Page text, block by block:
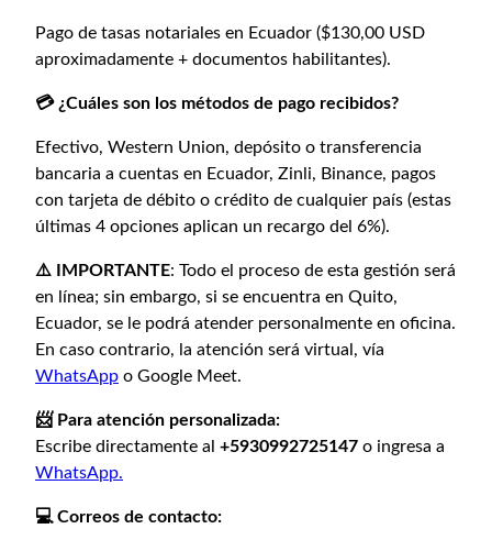
Pago de tasas notariales en Ecuador ($130,00 USD
aproximadamente + documentos habilitantes).
💳 ¿Cuáles son los métodos de pago recibidos?
Efectivo, Western Union, depósito o transferencia
bancaria a cuentas en Ecuador, Zinli, Binance, pagos
con tarjeta de débito o crédito de cualquier país (estas
últimas 4 opciones aplican un recargo del 6%). ⁣
⚠️ IMPORTANTE: Todo el proceso de esta gestión será
en línea; sin embargo, si se encuentra en Quito,
Ecuador, se le podrá atender personalmente en oficina.
En caso contrario, la atención será virtual, vía
WhatsApp o Google Meet.⁣
📨 Para atención personalizada:
Escribe directamente al +5930992725147 o ingresa a
WhatsApp.
💻 Correos de contacto: